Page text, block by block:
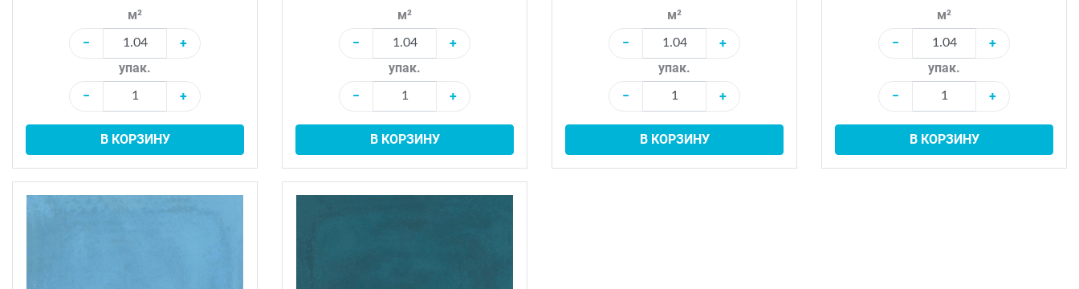
м²
−
+
упак.
−
+
В КОРЗИНУ
м²
−
+
упак.
−
+
В КОРЗИНУ
м²
−
+
упак.
−
+
В КОРЗИНУ
м²
−
+
упак.
−
+
В КОРЗИНУ